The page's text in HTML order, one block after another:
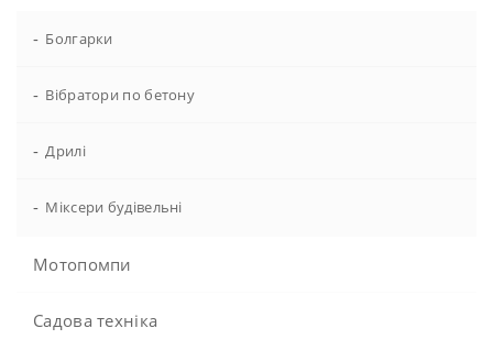
- Болгарки
- Вібратори по бетону
- Дрилі
- Міксери будівельні
Мотопомпи
Садова техніка